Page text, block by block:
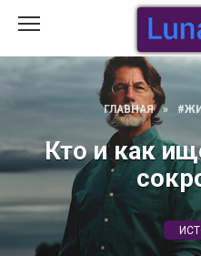
содержанию
ГЛАВНАЯ »
Кто и как